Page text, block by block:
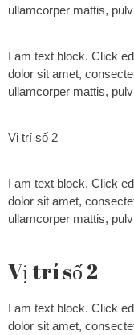
ullamcorper mattis,
I am text block. Click
dolor sit amet,
ullamcorper mattis,
Vi trí số 2
I am text block. Click
dolor sit amet,
ullamcorper mattis,
Vị trí số 2
I am text block. Click
dolor sit amet,